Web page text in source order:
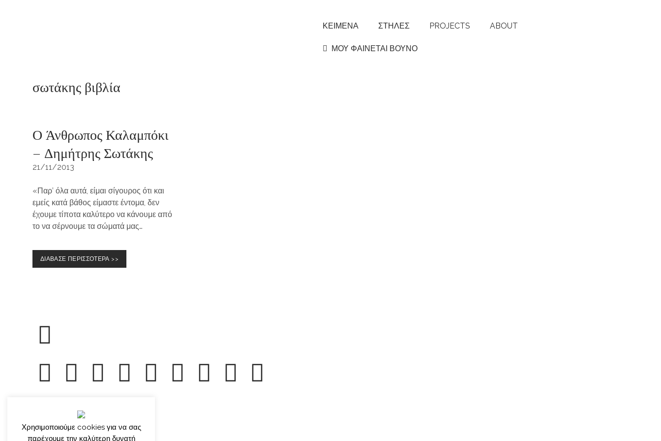
ΚΕΙΜΕΝΑ ΣΤΗΛΕΣ PROJECTS ABOUT
ΜΟΥ ΦΑΙΝΕΤΑΙ ΒΟΥΝΟ
σωτάκης βιβλία
Ο Άνθρωπος Καλαμπόκι
– Δημήτρης Σωτάκης
21/11/2013
«Παρ’ όλα αυτά, είμαι σίγουρος ότι και
εμείς κατά βάθος είμαστε έντομα, δεν
έχουμε τίποτα καλύτερο να κάνουμε από
το να σέρνουμε τα σώματά μας…
ΔΙΑΒΑΣΕ ΠΕΡΙΣΣΟΤΕΡΑ >>
© γιώργος ιατρίδης 2013-2026
Χρησιμοποιούμε cookies για να σας
παρέχουμε την καλύτερη δυνατή